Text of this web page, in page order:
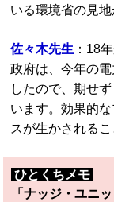
いる環境省の見
佐々木先生 ：18
政府は、今年の
したので、期せ
います。効果的
スが生かされるこ
ひとくちメモ
「ナッジ・ユニッ